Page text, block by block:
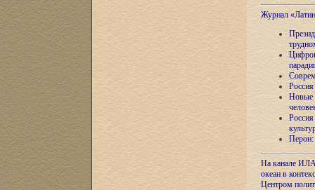
Журнал
Новые
Перон:
На канале
океан в
Центром